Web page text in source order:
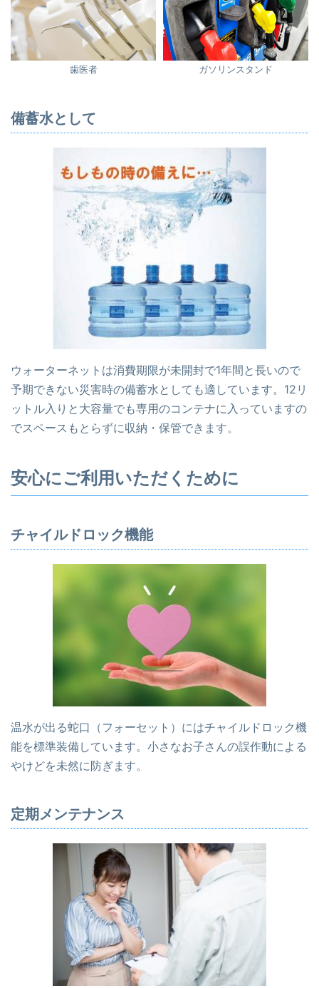
歯医者 ガソリンスタンド
備蓄水として
ウォーターネットは消費期限が未開封で1年間と長いので
予期できない災害時の備蓄水としても適しています。12リ
ットル入りと大容量でも専用のコンテナに入っていますの
でスペースもとらずに収納・保管できます。
安心にご利用いただくために
チャイルドロック機能
温水が出る蛇口（フォーセット）にはチャイルドロック機
能を標準装備しています。小さなお子さんの誤作動による
やけどを未然に防ぎます。
定期メンテナンス